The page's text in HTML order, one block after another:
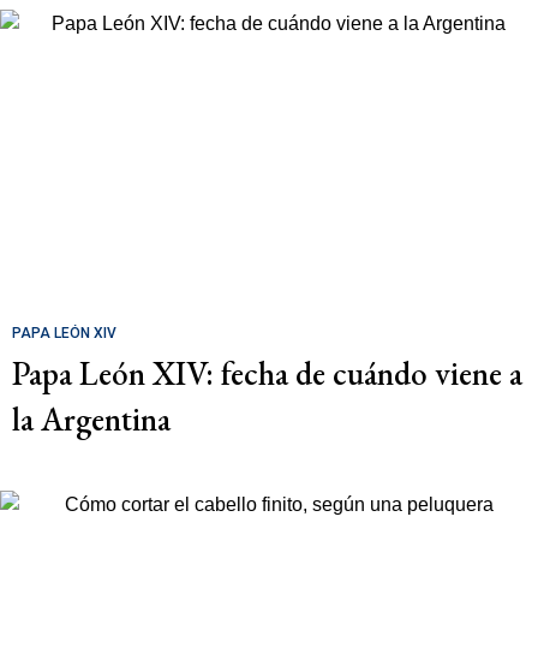
PAPA LEÓN XIV
Papa León XIV: fecha de cuándo viene a
la Argentina